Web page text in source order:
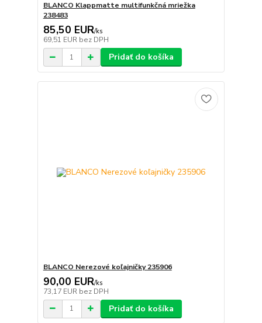
BLANCO Klappmatte multifunkčná mriežka
238483
85,50 EUR/ks
69,51 EUR bez DPH
Pridať do košíka
BLANCO Nerezové koľajničky 235906
90,00 EUR/ks
73,17 EUR bez DPH
Pridať do košíka